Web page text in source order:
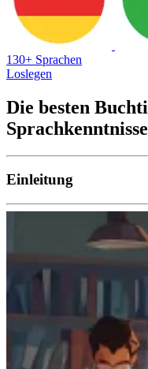
130+ Sprachen
Loslegen
Die besten
Sprachkenntnisse
Einleitung